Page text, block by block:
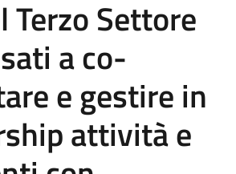
Terzo Settore
a co-
e gestire in
attività e